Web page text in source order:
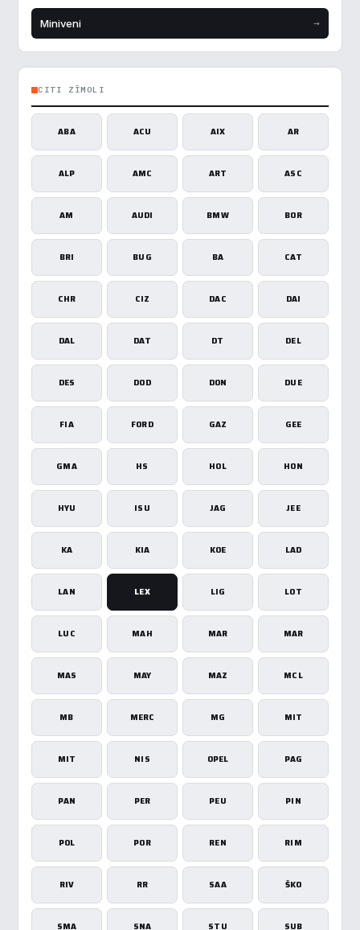
Miniveni →
CITI ZĪMOLI
ABA ACU AIX AR
ALP AMC ART ASC
AM AUDI BMW BOR
BRI BUG BA CAT
CHR CIZ DAC DAI
DAL DAT DT DEL
DES DOD DON DUE
FIA FORD GAZ GEE
GMA HS HOL HON
HYU ISU JAG JEE
KA KIA KOE LAD
LAN LEX LIG LOT
LUC MAH MAR MAR
MAS MAY MAZ MCL
MB MERC MG MIT
MIT NIS OPEL PAG
PAN PER PEU PIN
POL POR REN RIM
RIV RR SAA ŠKO
SMA SNA STU SUB